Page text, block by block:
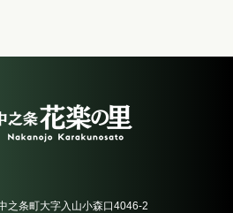
之条町大字入山小森口4046-2